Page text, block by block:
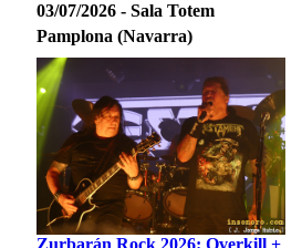
03/07/2026 - Sala Totem
Pamplona (Navarra)
Zurbarán Rock 2026: Overkill +